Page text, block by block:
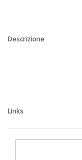
Descrizione
Links